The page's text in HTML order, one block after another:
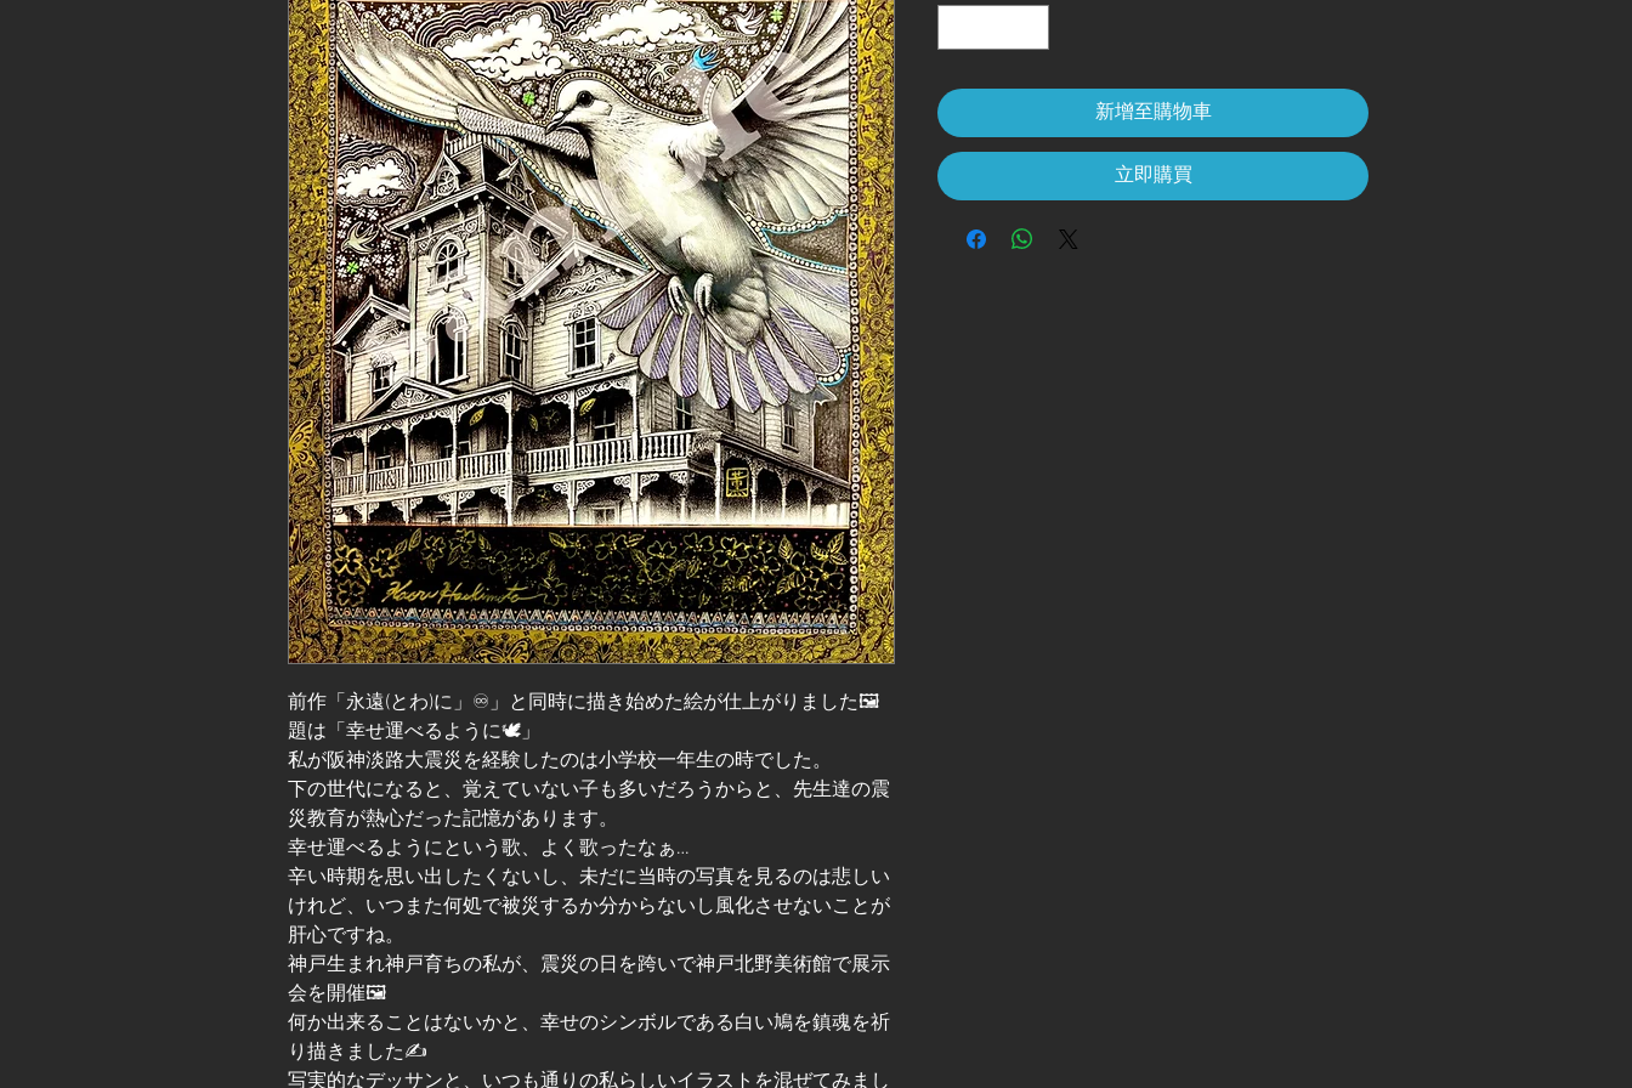
前作「永遠(とわ)に」♾️」と同時に描き始めた絵が仕上がりました🖼️
題は「幸せ運べるように🕊️」
私が阪神淡路大震災を経験したのは小学校一年生の時でした。
下の世代になると、覚えていない子も多いだろうからと、先生達の震
災教育が熱心だった記憶があります。
幸せ運べるようにという歌、よく歌ったなぁ…
辛い時期を思い出したくないし、未だに当時の写真を見るのは悲しい
けれど、いつまた何処で被災するか分からないし風化させないことが
肝心ですね。
神戸生まれ神戸育ちの私が、震災の日を跨いで神戸北野美術館で展示
会を開催🖼️
何か出来ることはないかと、幸せのシンボルである白い鳩を鎮魂を祈
り描きました✍️
写実的なデッサンと、いつも通りの私らしいイラストを混ぜてみまし
新增至購物車
立即購買